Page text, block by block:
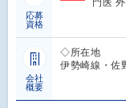
応募
資格
門医
会社
概要
◇所在地 ：
伊勢崎線・佐